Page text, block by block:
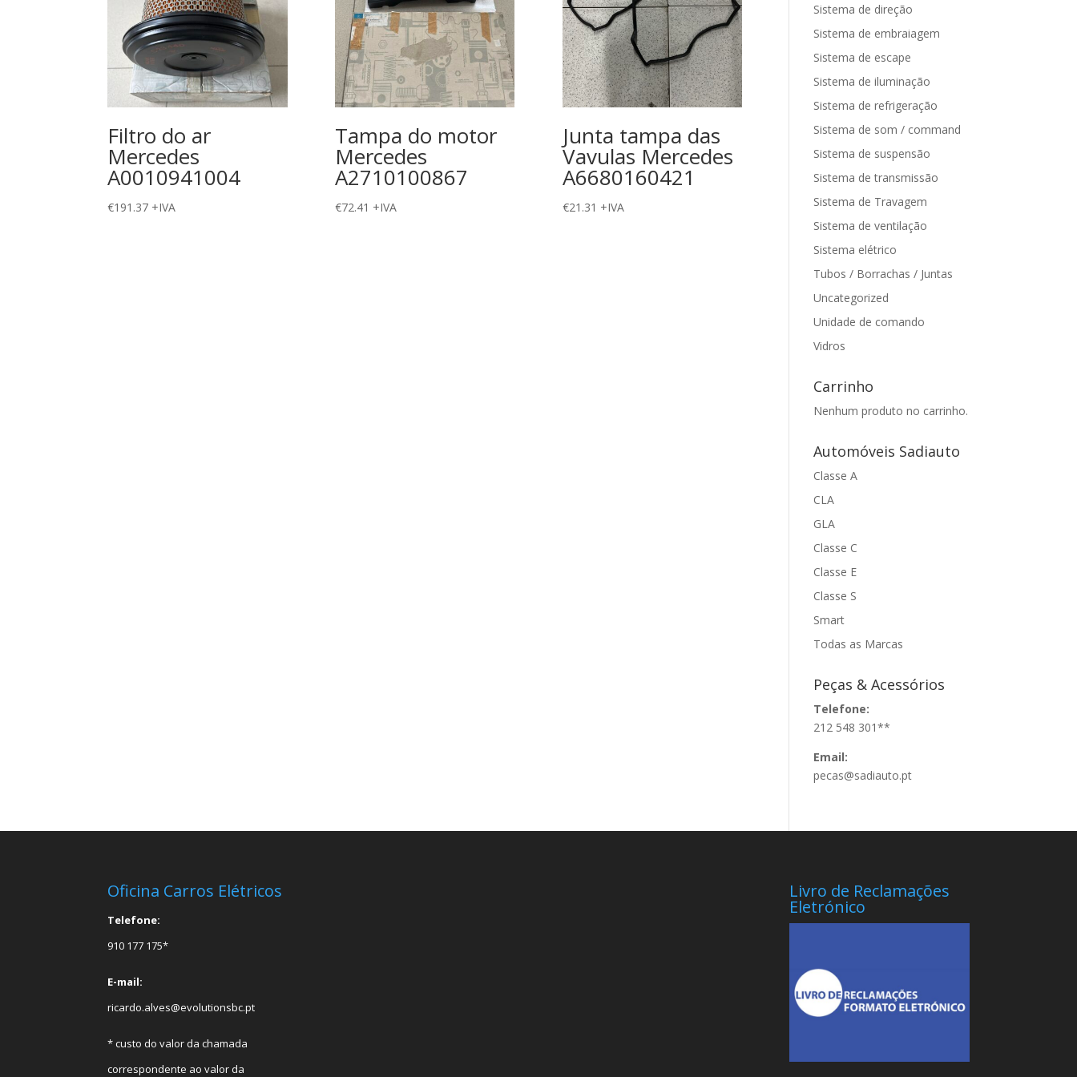
Filtro do ar
Mercedes
A0010941004
€191.37 +IVA
Tampa do motor
Mercedes
A2710100867
€72.41 +IVA
Junta tampa das
Vavulas Mercedes
A6680160421
€21.31 +IVA
Sistema de direção
Sistema de embraiagem
Sistema de escape
Sistema de iluminação
Sistema de refrigeração
Sistema de som / command
Sistema de suspensão
Sistema de transmissão
Sistema de Travagem
Sistema de ventilação
Sistema elétrico
Tubos / Borrachas / Juntas
Uncategorized
Unidade de comando
Vidros
Carrinho
Nenhum produto no carrinho.
Automóveis Sadiauto
Classe A
CLA
GLA
Classe C
Classe E
Classe S
Smart
Todas as Marcas
Peças & Acessórios
Telefone:
212 548 301**
Email:
pecas@sadiauto.pt
Oficina Carros Elétricos
Telefone:
910 177 175*
E-mail:
ricardo.alves@evolutionsbc.pt
* custo do valor da chamada
correspondente ao valor da
Livro de Reclamações
Eletrónico